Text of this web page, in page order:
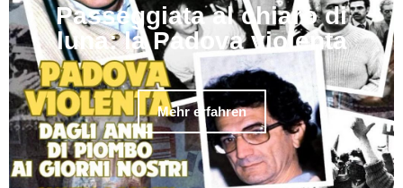
Passeggiata al chiaro di
luna: la Padova violenta
Mehr erfahren